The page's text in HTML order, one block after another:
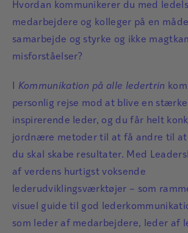
Hvordan kommunikerer du med
medarbejdere og kolleger på en
samarbejde og styrke og ikke
misforståelser?
Kommunikation på alle ledertrin
personlig rejse mod at blive en
inspirerende leder, og du får helt
jordnære metoder til at få andre til at
du skal skabe resultater. Med
af verdens hurtigst voksende
lederudviklingsværktøjer – som
visuel guide til god
som leder af medarbejdere, leder af